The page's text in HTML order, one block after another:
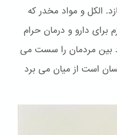
الكل و مواد مخدر که
برای دارو و درمان حرام
بین مردمان را سست می
است از میان می برد